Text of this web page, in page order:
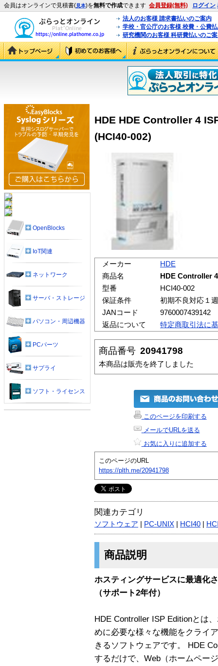
会員はオンラインで見積書(見本)を無料で作成できます 会員登録(無料) ログイン
法人のお客様 請求書払いのご案内
学校・官公庁のお客様 校費・公費
研究機関のお客様 科研費払いのご
HDE HDE Controller 4
(HCI40-002)
メーカー
HDE
商品名
HDE Controller
型番
HCI40-002
保証条件
初期不良対応１
JANコード
9760007439142
返品について
特定商取引法に
商品番号 20941798
本商品は販売を終了しました
このページを印刷する
メールでURLを送る
お気に入りに追加する
このページのURL
https://plth.me/20941798
関連カテゴリ
ソフトウェア PC-UNIX HCI40
商品説明
ホスティングサービスに最適化
（サポート2年付）
HDE Controller ISP Editionとは
めに必要な様々な機能をクライ
きるソフトウェアです。 HDE
するだけで、Web（ホームペー
OpenBlocks
IoT関連
ネットワーク
サーバ・ストレージ
パソコン・周辺機器
PCパーツ
サプライ
ソフト・ライセンス